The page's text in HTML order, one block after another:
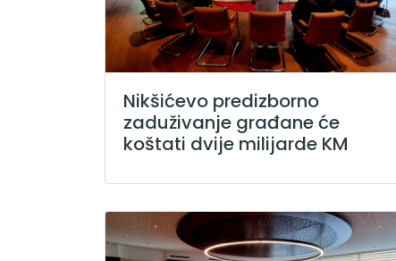
Nikšićevo predizborno
zaduživanje građane će
koštati dvije milijarde KM